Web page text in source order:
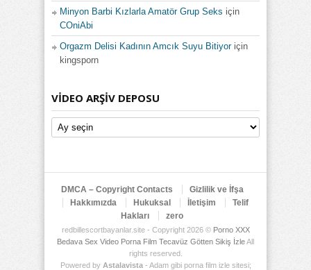
Minyon Barbi Kızlarla Amatör Grup Seks için
COniAbi
Orgazm Delisi Kadının Amcık Suyu Bitiyoriçin
kingsporn
VIDEO ARŞIV DEPOSU
Video
Arşiv
DMCA – Copyright Contacts
Gizlilik ve İfşa
Hakkımızda
Hukuksal İletişim
Telif
Hakları
zero
redbillescortbayanlar.site - Copyright 2026 © Porno XXX
Bedava Sex Video Porna Film Tecavüz Götten Sikiş İzleAll
rights reserved.
Powered by Astalavista- Adam gibi porna film izle sitesi;